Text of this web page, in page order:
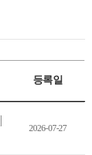
등록일
2026-07-27